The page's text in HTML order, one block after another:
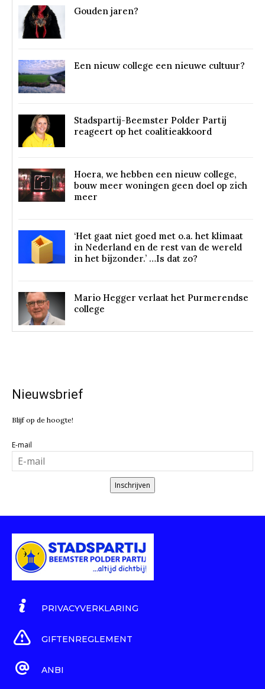
Gouden jaren?
Een nieuw college een nieuwe cultuur?
Stadspartij-Beemster Polder Partij
reageert op het coalitieakkoord
Hoera, we hebben een nieuw college,
bouw meer woningen geen doel op zich
meer
‘Het gaat niet goed met o.a. het klimaat
in Nederland en de rest van de wereld
in het bijzonder.’ …Is dat zo?
Mario Hegger verlaat het Purmerendse
college
Nieuwsbrief
Blijf op de hoogte!
E-mail
Inschrijven
PRIVACYVERKLARING
GIFTENREGLEMENT
ANBI